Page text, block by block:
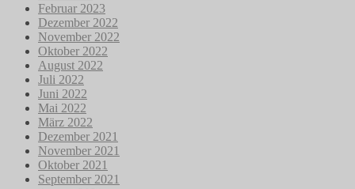
Februar 2023
Dezember 2022
November 2022
Oktober 2022
August 2022
Juli 2022
Juni 2022
Mai 2022
März 2022
Dezember 2021
November 2021
Oktober 2021
September 2021